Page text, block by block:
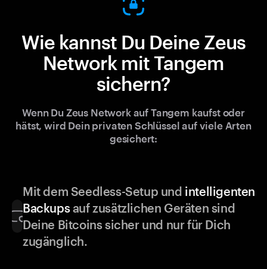
Wie kannst Du Deine Zeus
Network mit Tangem
sichern?
Wenn Du Zeus Network auf Tangem kaufst oder
hätst, wird Dein privaten Schlüssel auf viele Arten
gesichert:
Mit dem Seedless-Setup und intelligenten
Backupsauf zusätzlichen Geräten sind
Deine Bitcoins sicher und nur für Dich
zugänglich.